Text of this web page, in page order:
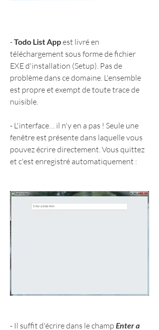
- Todo List App est livré en
téléchargement sous forme de fichier
EXE d'installation (Setup). Pas de
problème dans ce domaine. L'ensemble
est propre et exempt de toute trace de
nuisible.
- L'interface… il n'y en a pas ! Seule une
fenêtre est présente dans laquelle vous
pouvez écrire directement. Vous quittez
et c'est enregistré automatiquement :
- Il suffit d'écrire dans le champ Enter a